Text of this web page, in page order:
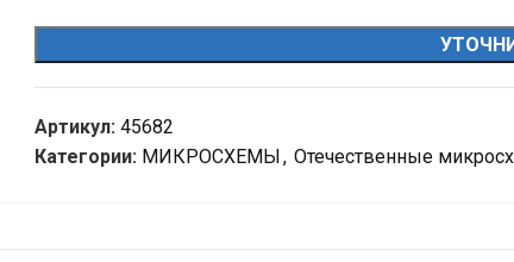
Артикул: 45682
Категории: МИКРОСХЕМЫ, Отечественные